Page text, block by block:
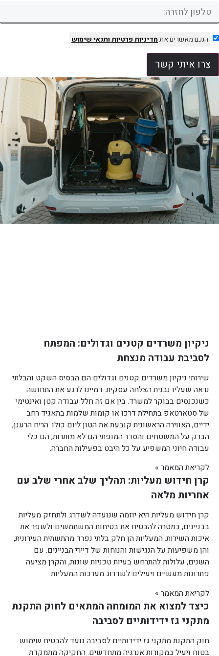
הנכם מאשרים אתמדיניות פרטיותותנאי שימוש
צרו איתי קשר
ניקיון משרדים קטנים וגדולים: המפתח
לסביבת עבודה מנצחת
שירותי ניקיון משרדים קטנים וגדולים הם הבסיס השקט והבלתי
נראה שעליו נבנית הצלחה עסקית. דמיינו לרגע את התחושה
כשנכנסים בבוקר למשרד. בין אם זה חלל עבודה קטן ואינטימי
של סטארטאפ בתחילת דרכו או קומות שלמות בתאגיד רחב
ידיים, האווירה הראשונית קובעת את הטון ליום כולו. הריח הרענן,
הברק על המשטחים והסדר המופתי הם לא מותרות, הם כלי
עבודה חיוני המשפיע על כל היבט בפעילות החברה.
לקריאת המאמר »
קרן חידוש מעליות: תהליך שלב אחרי שלב עם
אחריות מלאה
קרן חידוש מעליות היא יוזמה שנועדה לשדרג ולתחזק מעליות
בבניינים, במטרה להבטיח את בטיחות המשתמשים ולשפר את
איכות השירות. המעליות הן חלק בלתי נפרד מהתשתית העירונית,
והן משפיעות על הנגישות והנוחות של דיירי הבניינים. עם
השנים, עלולות להתרחש בעיות טכניות שונות, והקרן מציעה
פתרונות מעשיים ויעילים לשדרוג מערכות המעליות.
לקריאת המאמר »
כיצד למצוא את המומחה המתאים לחוק התקנת
מתקני גז ידידותיים לסביבה
חוק התקנת מתקני גז ידידותיים לסביבה נועד להבטיח שימוש
בטוח ויעיל במקורות אנרגיה מתחדשים. החקיקה מתמקדת